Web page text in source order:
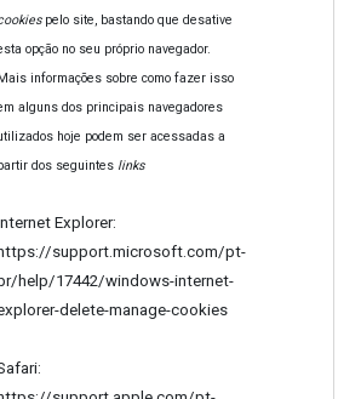
pelo site, bastando que desative
opção no seu próprio navegador.
informações sobre como fazer isso
alguns dos principais navegadores
hoje podem ser acessadas a
dos seguintes links
Explorer:
https://support.microsoft.com/pt-
br/help/17442/windows-internet-
delete-manage-cookies